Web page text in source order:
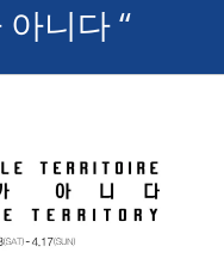
니다 “